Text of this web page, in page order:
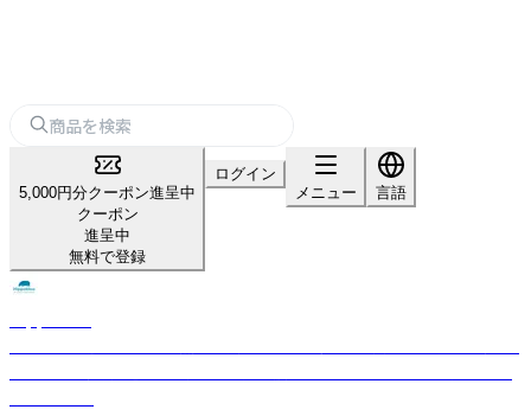
5,000円分クーポン進呈中
クーポン
進呈中
無料で登録
ログイン
メニュー
言語